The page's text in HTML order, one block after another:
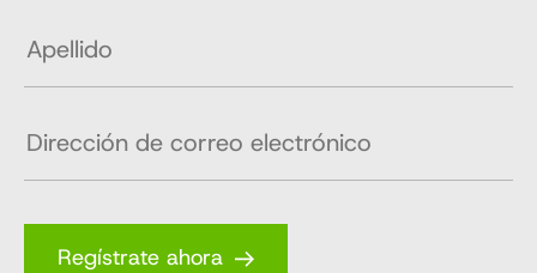
Regístrate ahora